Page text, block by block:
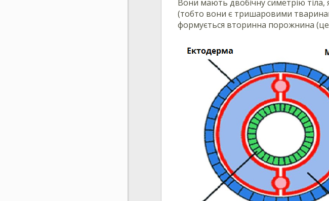
Вони мають двобічну симетрію
(тобто вони є тришаровими
формується вторинна порожнина